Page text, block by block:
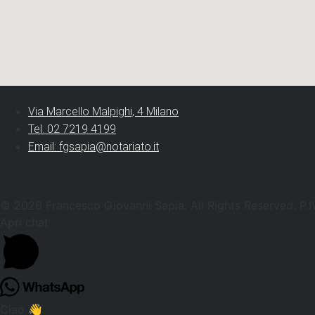
Via Marcello Malpighi, 4 Milano
Tel. 02 7219 4199
Email: fgsapia@notariato.it
Ciao 👋